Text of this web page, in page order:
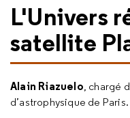
L'Univers
satellite
Alain Riazuelo, chargé
d’astrophysique de Paris.